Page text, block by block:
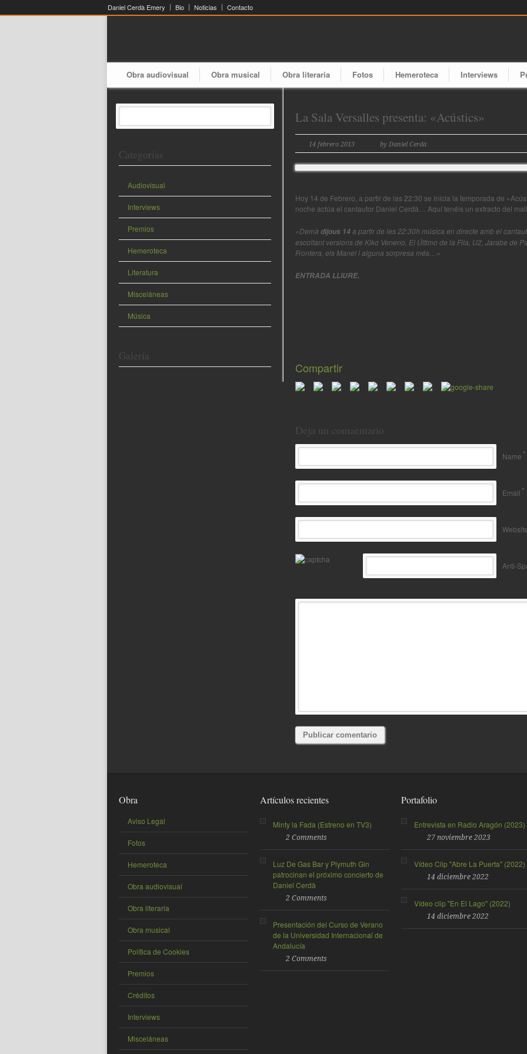
Daniel Cerdà Emery Bio Noticias Contacto
Obra audiovisual Obra musical Obra literaria Fotos Hemeroteca Interviews
La Sala Versalles presenta: «Acústics»
14 febrero 2013 by Daniel Cerdà
Hoy 14 de Febrero, a partir de las 22:30 se inicia la temporada de
noche actúa el cantautor Daniel Cerdà… Aquí tenéis un extracto del
«Demà dijous 14a partir de les 22:30h música en directe amb el
escoltant versions de Kiko Veneno, El Último de la Fila, U2, Jarabe de
Frontera, els Manel i alguna sorpresa més…»
ENTRADA LLIURE.
Compartir
Deja un comaentario
Name *
Email *
Website
Anti-
Categorías
Audiovisual
Interviews
Premios
Hemeroteca
Literatura
Misceláneas
Música
Galería
Obra
Aviso Legal
Fotos
Hemeroteca
Obra audiovisual
Obra literaria
Obra musical
Política de Cookies
Premios
Créditos
Interviews
Misceláneas
Artículos recientes
Minty la Fada (Estreno en TV3)
2 Comments
Luz De Gas Bar y Plymuth Gin
patrocinan el próximo concierto de
Daniel Cerdà
2 Comments
Presentación del Curso de Verano
de la Universidad Internacional de
Andalucía
2 Comments
Portafolio
Entrevista en Radio Aragón (2023)
27 noviembre 2023
Vídeo Clip "Abre La Puerta" (2022)
14 diciembre 2022
Vídeo clip "En El Lago" (2022)
14 diciembre 2022